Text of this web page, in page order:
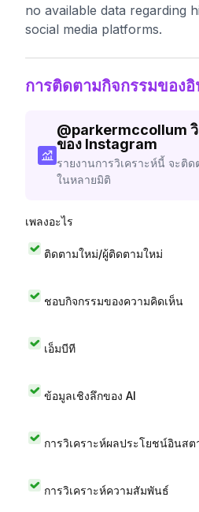
no available data regarding
social media platforms.
การติดตามกิจกรรมของ
@parkermccollum
ของ Instagram
รายงานการวิเคราะห์นี้ จะติ
ในหลายมิติ
เพลงอะไร
ติดตามใหม่/ผู้ติดตามใหม่
ชอบกิจกรรมของความคิดเห็น
เอ็มบีที
ข้อมูลเชิงลึกของ AI
การวิเคราะห์ผลประโยชน์อินสต
การวิเคราะห์ความสัมพันธ์